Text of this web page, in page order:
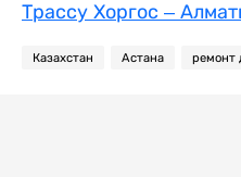
Трассу Хоргос –
Казахстан Астана ремонт